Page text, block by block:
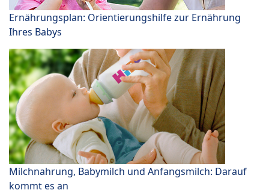
Ernährungsplan: Orientierungshilfe zur Ernährung
Ihres Babys
Milchnahrung, Babymilch und Anfangsmilch: Darauf
kommt es an